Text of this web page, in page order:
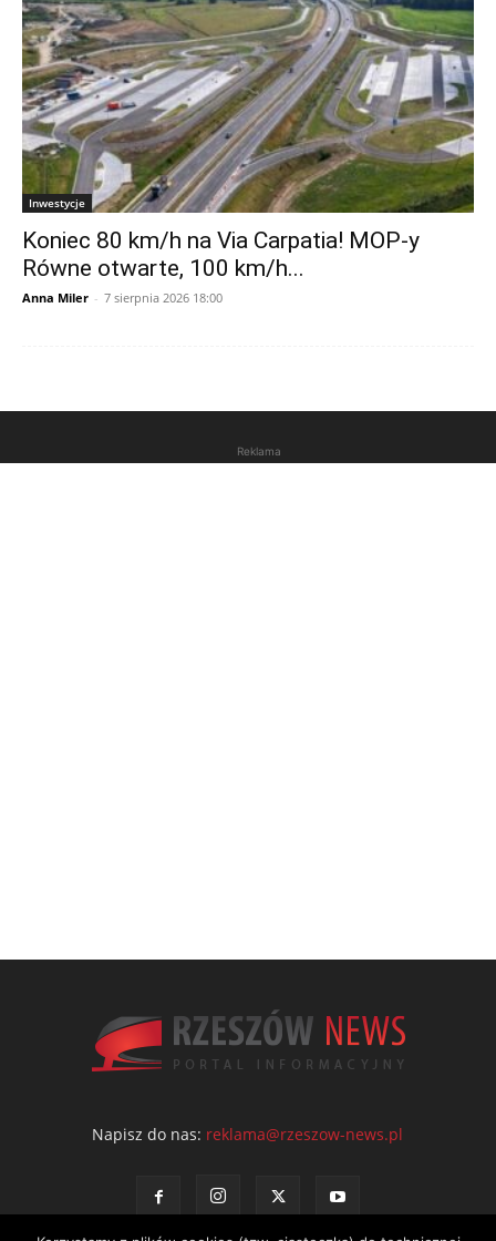
Inwestycje
Koniec 80 km/h na Via Carpatia! MOP-y
Równe otwarte, 100 km/h...
Anna Miler - 7 sierpnia 2026 18:00
Reklama
Napisz do nas: reklama@rzeszow-news.pl